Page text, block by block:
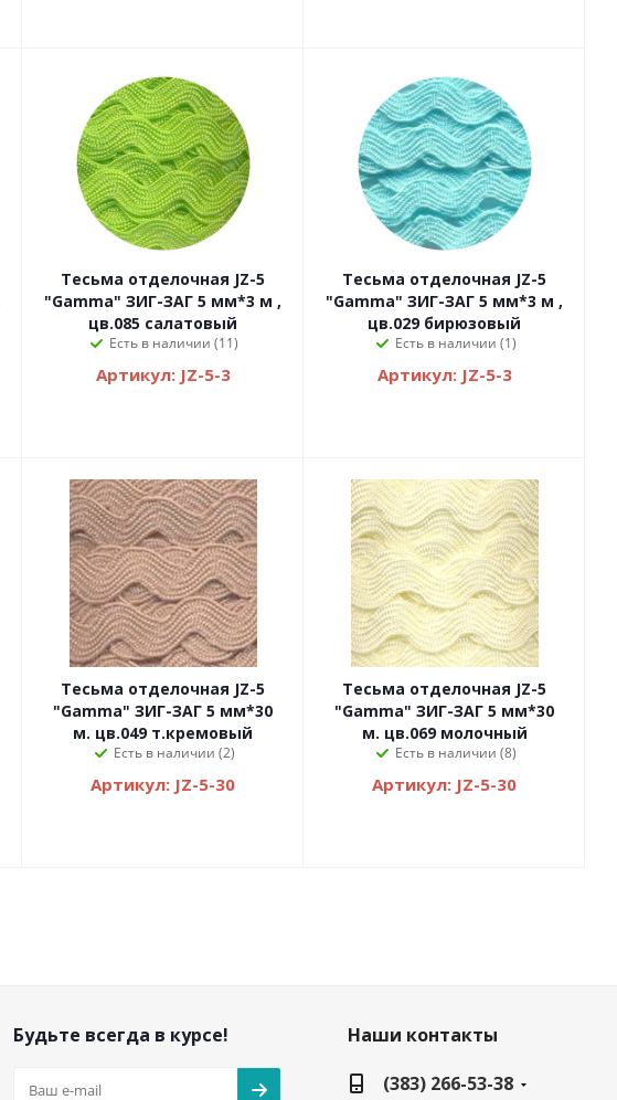
Тесьма отделочная JZ-5
"Gamma" ЗИГ-ЗАГ 5 мм*3 м ,
цв.085 салатовый
Есть в наличии (11)
Артикул: JZ-5-3
Тесьма отделочная JZ-5
"Gamma" ЗИГ-ЗАГ 5 мм*3 м ,
цв.029 бирюзовый
Есть в наличии (1)
Артикул: JZ-5-3
Тесьма отделочная JZ-5
"Gamma" ЗИГ-ЗАГ 5 мм*30
м. цв.049 т.кремовый
Есть в наличии (2)
Артикул: JZ-5-30
Тесьма отделочная JZ-5
"Gamma" ЗИГ-ЗАГ 5 мм*30
м. цв.069 молочный
Есть в наличии (8)
Артикул: JZ-5-30
Будьте всегда в курсе!
Наши контакты
(383) 266-53-38